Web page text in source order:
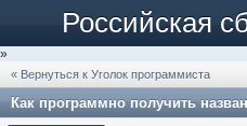
Российская
»
« Вернуться к Уголок программиста
Как программно получить